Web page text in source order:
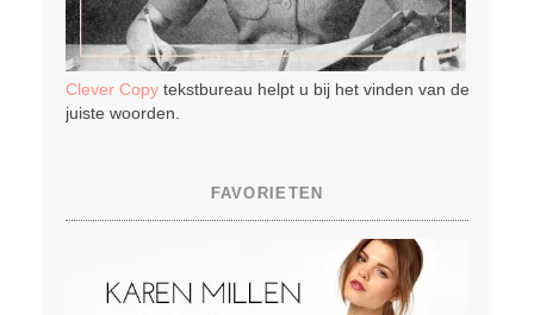
Clever Copytekstbureau helpt u bij het vinden van de
juiste woorden.
FAVORIETEN